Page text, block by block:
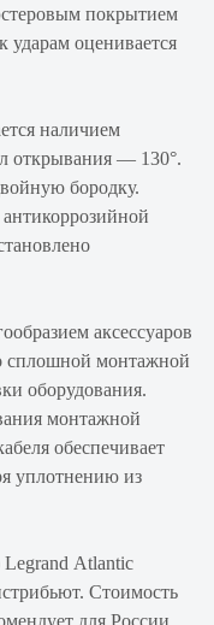
покрытием
ударам оценивается
наличием
открывания — 130°.
бородку.
аксессуаров
сплошной монтажной
оборудования.
монтажной
обеспечивает
уплотнению из
Atlantic
Стоимость
для России.